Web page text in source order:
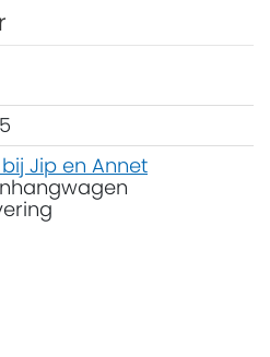
Jip en Annet